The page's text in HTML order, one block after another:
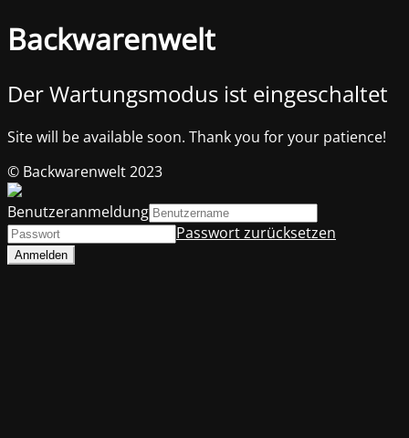
Backwarenwelt
Der Wartungsmodus ist eingeschaltet
Site will be available soon. Thank you for your patience!
© Backwarenwelt 2023
Benutzeranmeldung
Passwort zurücksetzen